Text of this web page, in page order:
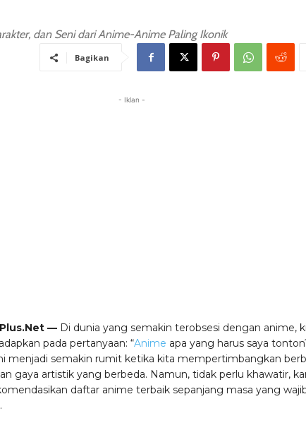
dan Seni dari Anime-Anime Paling Ikonik
Bagikan
- Iklan -
— Di dunia yang semakin terobsesi dengan anime,
pada pertanyaan: “Anime apa yang harus saya
menjadi semakin rumit ketika kita mempertimbangkan
gaya artistik yang berbeda. Namun, tidak perlu khawatir,
daftar anime terbaik sepanjang masa yang